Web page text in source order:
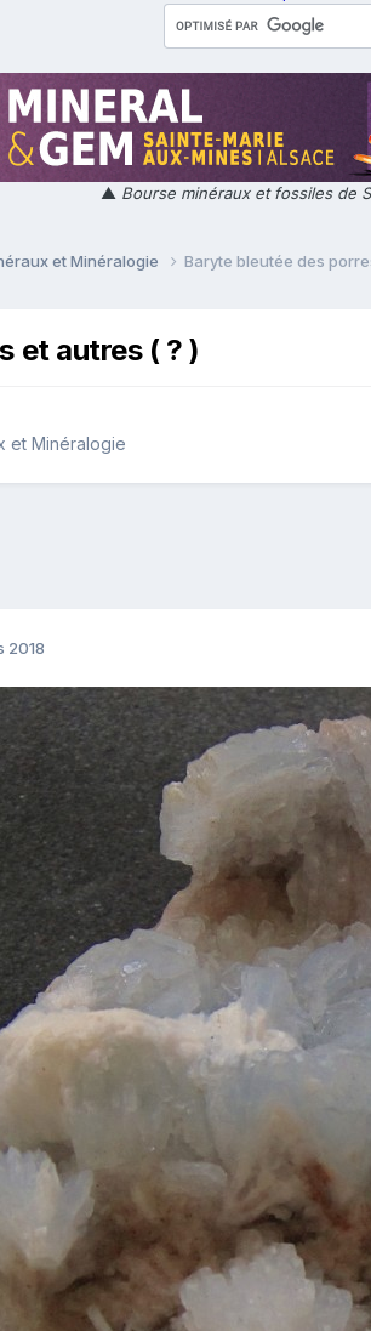
▲ Bourse minéraux et fossiles de
et Minéralogie Baryte bleutée des
et autres ( ? )
et Minéralogie
2018